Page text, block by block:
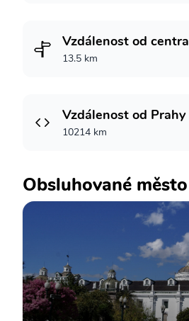
Vzdálenost od centra
13.5 km
Vzdálenost od Prahy
10214 km
Obsluhované město